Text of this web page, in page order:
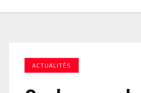
ACTUALITÉS